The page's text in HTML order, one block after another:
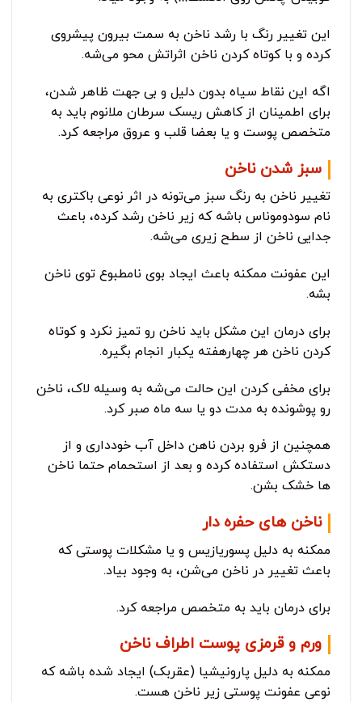
این تغییر رنگ با رشد ناخن به سمت بیرون پیشروی
کرده و با کوتاه کردن ناخن اثراتش محو می‌شه.
اگه این نقاط سیاه بدون دلیل و بی جهت ظاهر شدن،
برای اطمینان از کاهش ریسک سرطان ملانوم باید به
متخصص پوست و یا بعضا قلب و عروق مراجعه کرد.
سبز شدن ناخن
تغییر ناخن به رنگ سبز می‌تونه در اثر نوعی باکتری به
نام سودوموناس باشه که زیر ناخن رشد کرده، باعث
جدایی ناخن از سطح زیری می‌شه.
این عفونت ممکنه باعث ایجاد بوی نامطبوع توی ناخن
بشه.
برای درمان این مشکل باید ناخن رو تمیز نکرد و کوتاه
کردن ناخن هر چهارهفته یکبار انجام بگیره.
برای مخفی کردن این حالت می‌شه به وسیله لاک، ناخن
رو پوشونده به مدت دو یا سه ماه صبر کرد.
همچنین از فرو بردن ناهن داخل آب خودداری و از
دستکش استفاده کرده و بعد از استحمام حتما ناخن
ها خشک بشن.
ناخن های حفره دار
ممکنه به دلیل پسوریازیس و یا مشکلات پوستی که
باعث تغییر در ناخن می‌شن، به وجود بیاد.
برای درمان باید به متخصص مراجعه کرد.
ورم و قرمزی پوست اطراف ناخن
ممکنه به دلیل پارونیشیا (عقربک) ایجاد شده باشه که
نوعی عفونت پوستی زیر ناخن هست.